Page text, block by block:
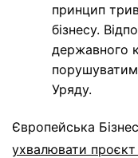
принцип
бізнесу.
державного
Уряду.
Європейська
ухвалювати